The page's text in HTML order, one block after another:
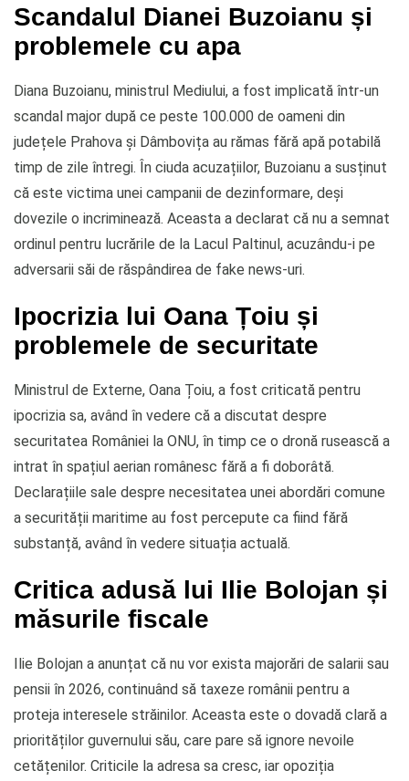
Scandalul Dianei Buzoianu și
problemele cu apa
Diana Buzoianu, ministrul Mediului, a fost implicată într-un
scandal major după ce peste 100.000 de oameni din
județele Prahova și Dâmbovița au rămas fără apă potabilă
timp de zile întregi. În ciuda acuzațiilor, Buzoianu a susținut
că este victima unei campanii de dezinformare, deși
dovezile o incriminează. Aceasta a declarat că nu a semnat
ordinul pentru lucrările de la Lacul Paltinul, acuzându-i pe
adversarii săi de răspândirea de fake news-uri.
Ipocrizia lui Oana Țoiu și
problemele de securitate
Ministrul de Externe, Oana Țoiu, a fost criticată pentru
ipocrizia sa, având în vedere că a discutat despre
securitatea României la ONU, în timp ce o dronă rusească a
intrat în spațiul aerian românesc fără a fi doborâtă.
Declarațiile sale despre necesitatea unei abordări comune
a securității maritime au fost percepute ca fiind fără
substanță, având în vedere situația actuală.
Critica adusă lui Ilie Bolojan și
măsurile fiscale
Ilie Bolojan a anunțat că nu vor exista majorări de salarii sau
pensii în 2026, continuând să taxeze românii pentru a
proteja interesele străinilor. Aceasta este o dovadă clară a
priorităților guvernului său, care pare să ignore nevoile
cetățenilor. Criticile la adresa sa cresc, iar opoziția